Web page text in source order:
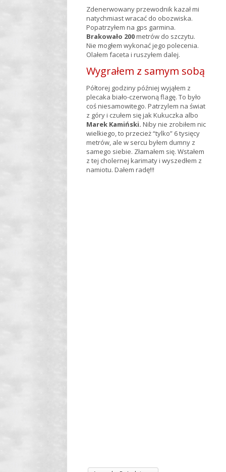
Zdenerwowany przewodnik kazał mi
natychmiast wracać do obozwiska.
Popatrzyłem na gps garmina.
Brakowało 200metrów do szczytu.
Nie mogłem wykonać jego polecenia.
Olałem faceta i ruszyłem dalej.
Wygrałem z samym sobą
Półtorej godziny później wyjąłem z
plecaka biało-czerwoną flagę. To było
coś niesamowitego. Patrzylem na świat
z góry i czułem się jak Kukuczka albo
Marek Kamiński. Niby nie zrobiłem nic
wielkiego, to przecież “tylko” 6 tysięcy
metrów, ale w sercu byłem dumny z
samego siebie. Złamałem się. Wstałem
z tej cholernej karimaty i wyszedłem z
namiotu. Dałem radę!!!